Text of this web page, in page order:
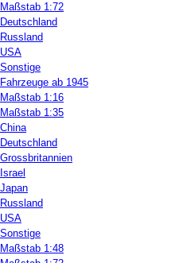
Maßstab 1:72
Deutschland
Russland
USA
Sonstige
Fahrzeuge ab 1945
Maßstab 1:16
Maßstab 1:35
China
Deutschland
Grossbritannien
Israel
Japan
Russland
USA
Sonstige
Maßstab 1:48